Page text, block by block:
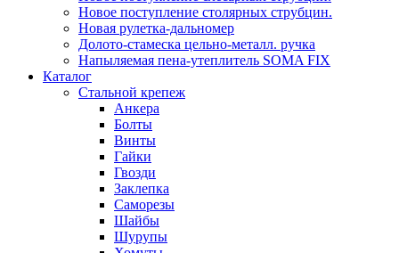
Новое поступление столярных струбцин.
Новая рулетка-дальномер
Долото-стамеска цельно-металл. ручка
Напыляемая пена-утеплитель SOMA FIX
Каталог
Стальной крепеж
Анкера
Болты
Винты
Гайки
Гвозди
Заклепка
Саморезы
Шайбы
Шурупы